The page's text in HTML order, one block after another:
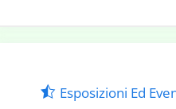
Esposizioni Ed